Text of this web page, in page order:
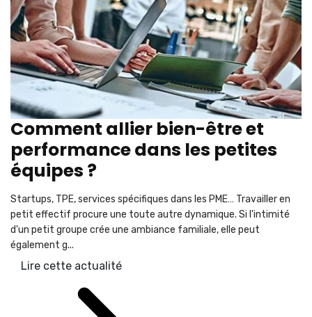
Comment allier bien-être et
performance dans les petites
équipes ?
Startups, TPE, services spécifiques dans les PME… Travailler en
petit effectif procure une toute autre dynamique. Si l'intimité
d'un petit groupe crée une ambiance familiale, elle peut
également g...
Lire cette actualité